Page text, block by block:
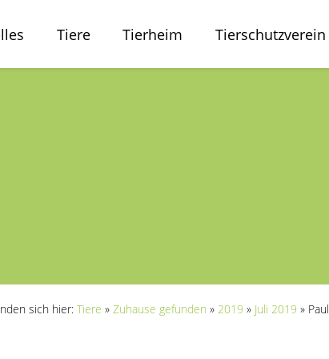
Tiere Tierheim Tierschutzverein
sich hier: Tiere » Zuhause gefunden » 2019 » Juli 2019 » Paul